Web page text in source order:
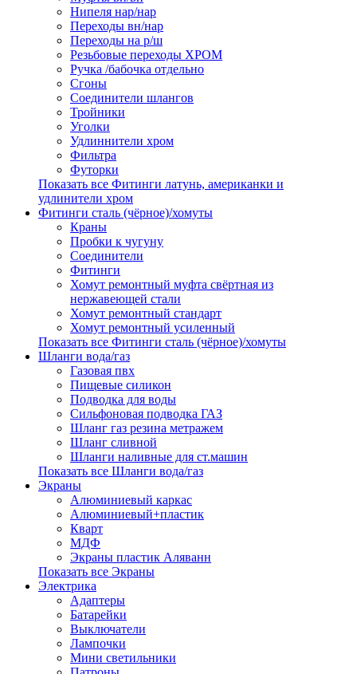
Нипеля нар/нар
Переходы вн/нар
Переходы на р/ш
Резьбовые переходы ХРОМ
Ручка /бабочка отдельно
Сгоны
Соединители шлангов
Тройники
Уголки
Удлиннители хром
Фильтра
Футорки
Показать все Фитинги латунь, американки и
удлинители хром
Фитинги сталь (чёрное)/хомуты
Краны
Пробки к чугуну
Соединители
Фитинги
Хомут ремонтный муфта свёртная из
нержавеющей стали
Хомут ремонтный стандарт
Хомут ремонтный усиленный
Показать все Фитинги сталь (чёрное)/хомуты
Шланги вода/газ
Газовая пвх
Пищевые силикон
Подводка для воды
Сильфоновая подводка ГАЗ
Шланг газ резина метражем
Шланг сливной
Шланги наливные для ст.машин
Показать все Шланги вода/газ
Экраны
Алюминиевый каркас
Алюминиевый+пластик
Кварт
МДФ
Экраны пластик Аляванн
Показать все Экраны
Электрика
Адаптеры
Батарейки
Выключатели
Лампочки
Мини светильники